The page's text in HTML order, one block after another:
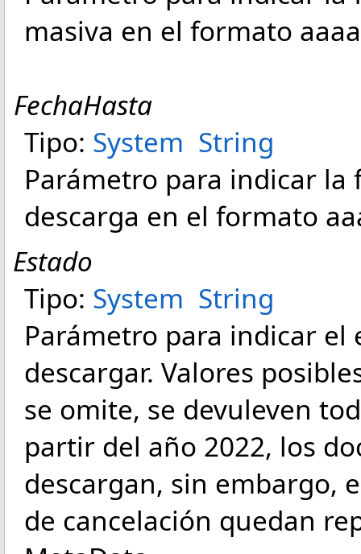
masiva en el formato
FechaHasta
Tipo: System String
Parámetro para indicar la
descarga en el formato
Estado
Tipo: System String
Parámetro para indicar el
descargar. Valores
se omite, se devuleven
partir del año 2022, los
descargan, sin embargo,
de cancelación quedan